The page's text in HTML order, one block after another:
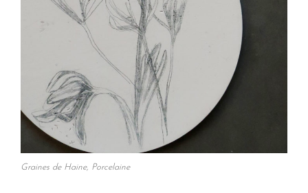
Graines de Haine, Porcelaine